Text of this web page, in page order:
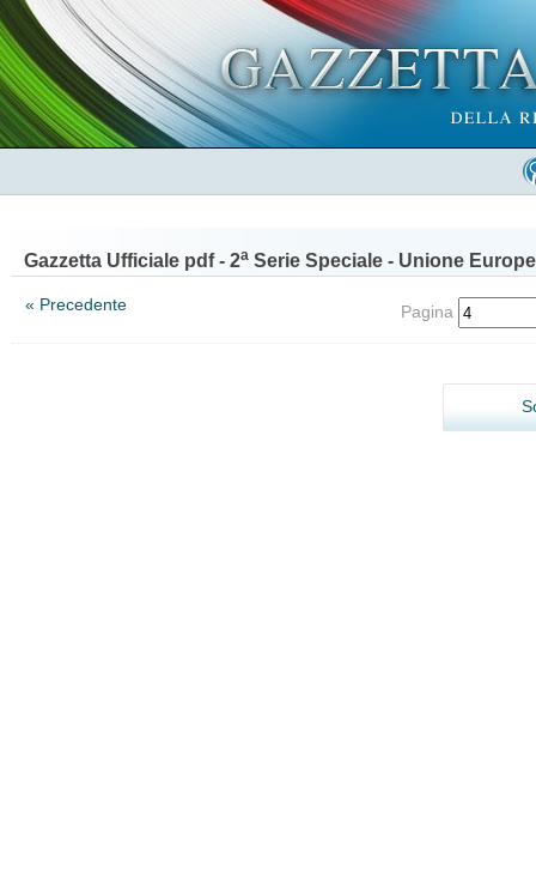
Gazzetta Ufficiale pdf - 2a Serie Speciale - Unione
« Precedente Pagina